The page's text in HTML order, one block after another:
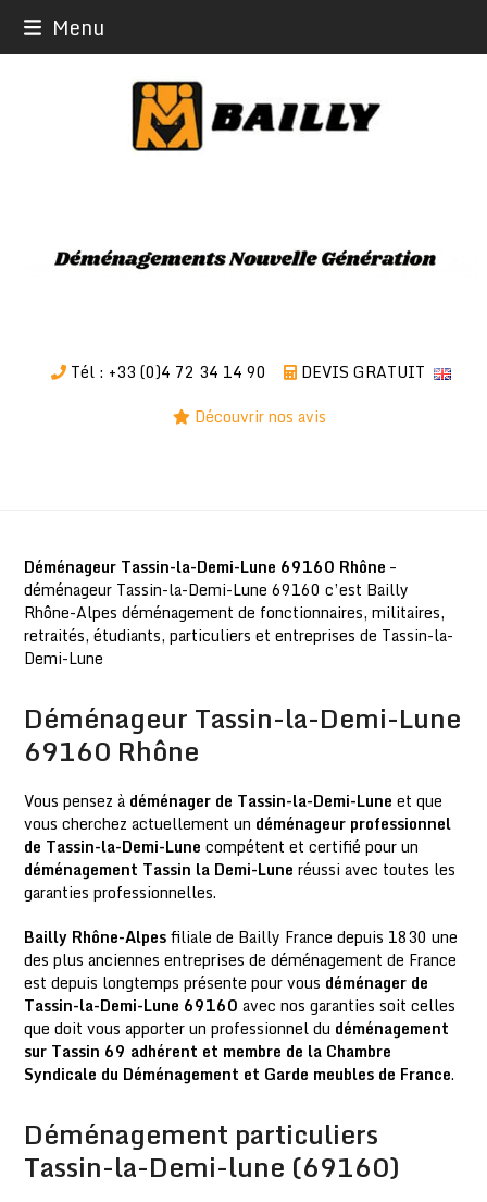
content
Menu
Tél : +33 (0)4 72 34 14 90
DEVIS GRATUIT
Découvrir nos avis
Déménageur Tassin-la-Demi-Lune 69160 Rhône –
déménageur Tassin-la-Demi-Lune 69160 c’est Bailly
Rhône-Alpes déménagement de fonctionnaires, militaires,
retraités, étudiants, particuliers et entreprises de Tassin-la-
Demi-Lune
Déménageur Tassin-la-Demi-Lune
69160 Rhône
Vous pensez à déménager de Tassin-la-Demi-Lune et que
vous cherchez actuellement un déménageur professionnel
de Tassin-la-Demi-Lune compétent et certifié pour un
déménagement Tassin la Demi-Lune réussi avec toutes les
garanties professionnelles.
Bailly Rhône-Alpesfiliale de Bailly France depuis 1830 une
des plus anciennes entreprises de déménagement de France
est depuis longtemps présente pour vous déménager de
Tassin-la-Demi-Lune 69160 avec nos garanties soit celles
que doit vous apporter un professionnel du déménagement
sur Tassin 69 adhérent et membre de la Chambre
Syndicale du Déménagement et Garde meubles de France.
Déménagement particuliers
Tassin-la-Demi-lune (69160)